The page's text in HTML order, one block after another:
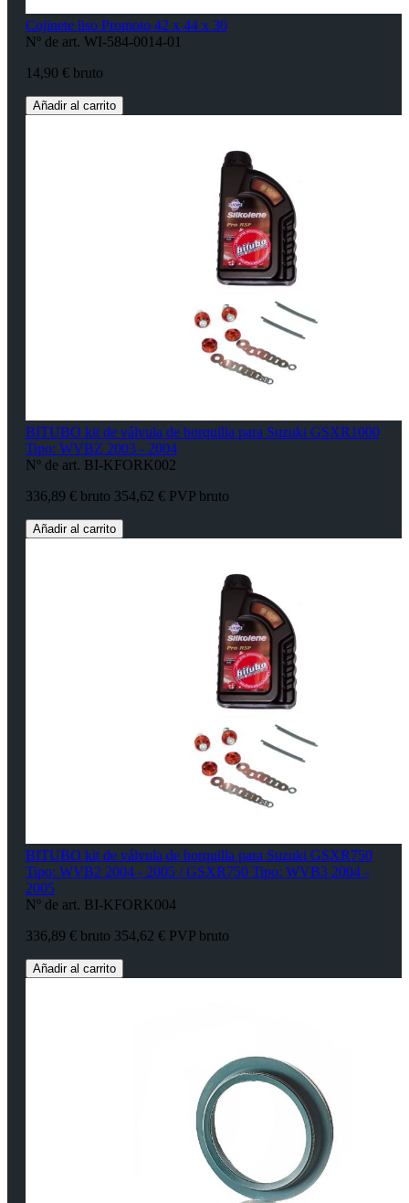
Cojinete liso Promoto 42 x 44 x 30
Nº de art. WI-584-0014-01
14,90 € bruto
Añadir al carrito
BITUBO kit de válvula de horquilla para Suzuki GSXR1000
Tipo: WVBZ 2003 - 2004
Nº de art. BI-KFORK002
336,89 € bruto 354,62 € PVP bruto
Añadir al carrito
BITUBO kit de válvula de horquilla para Suzuki GSXR750
Tipo: WVB2 2004 - 2005 / GSXR750 Tipo: WVB3 2004 -
2005
Nº de art. BI-KFORK004
336,89 € bruto 354,62 € PVP bruto
Añadir al carrito